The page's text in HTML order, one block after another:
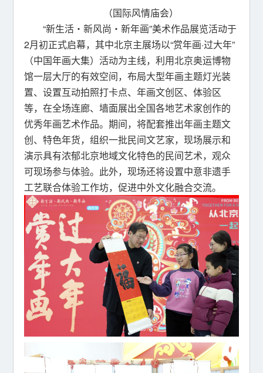
（国际风情庙会）
“新生活・新风尚・新年画”美术作品展览活动于
2月初正式启幕，其中北京主展场以“赏年画·过大年”
（中国年画大集）活动为主线，利用北京奥运博物
馆一层大厅的有效空间，布局大型年画主题灯光装
置、设置互动拍照打卡点、年画文创区、体验区
等，在全场连廊、墙面展出全国各地艺术家创作的
优秀年画艺术作品。期间，将配套推出年画主题文
创、特色年货，组织一批民间文艺家，现场展示和
演示具有浓郁北京地域文化特色的民间艺术，观众
可现场参与体验。此外，现场还将设置中意非遗手
工艺联合体验工作坊，促进中外文化融合交流。